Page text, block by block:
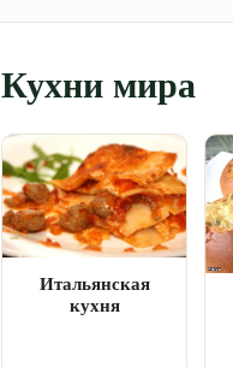
Кухни мира
Итальянская
кухня